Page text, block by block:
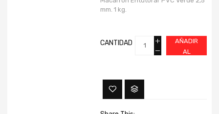
mm. 1 kg.
CANTIDAD
AÑADIR
AL